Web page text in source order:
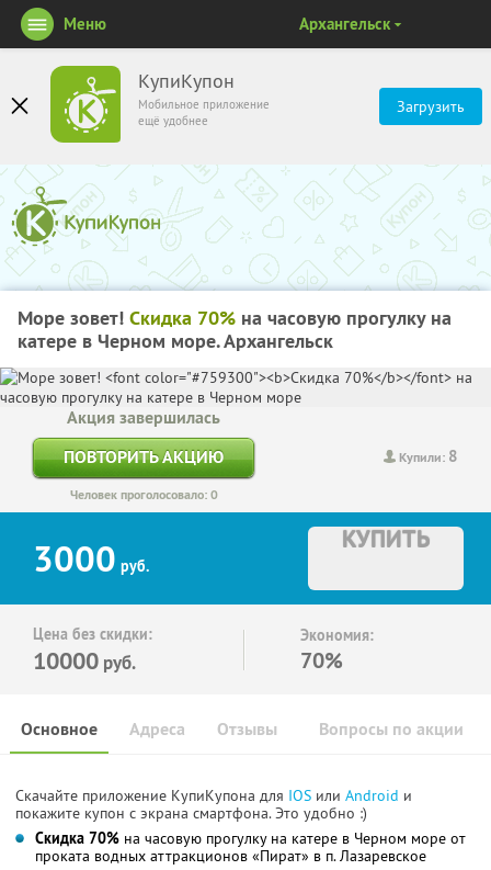
КупиКупон
Мобильное приложение
ещё удобнее
Загрузить
Меню Архангельск
Море зовет! Скидка 70% на часовую прогулку на
катере в Черном море. Архангельск
Купили: 8
Акция завершилась
ПОВТОРИТЬ АКЦИЮ
Человек проголосовало: 0
3000 руб.
КУПИТЬ
Цена без скидки:
10000 руб.
Экономия:
70%
Основное Отзывы Вопросы по акции
Адреса
Скачайте приложение КупиКупона для IOS или Android и
покажите купон с экрана смартфона. Это удобно :)
Скидка 70% на часовую прогулку на катере в Черном море от
проката водных аттракционов «Пират» в п. Лазаревское